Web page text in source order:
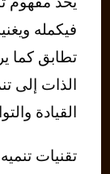
فيكمله
تطابق كما
الذات إلى
القيادة
تقنيات